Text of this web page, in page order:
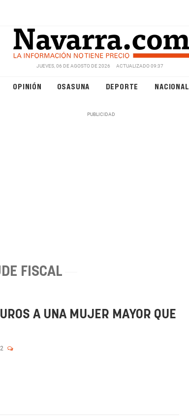
JUEVES, 06 DE AGOSTO DE 2026 ACTUALIZADO 09:37
OPINIÓN OSASUNA DEPORTE NACIONAL
FISCAL
A UNA MUJER MAYOR QUE